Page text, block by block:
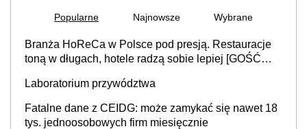
Popularne Najnowsze Wybrane
Branża HoReCa w Polsce pod presją. Restauracje
toną w długach, hotele radzą sobie lepiej [GOŚĆ
Laboratorium przywództwa
Fatalne dane z CEIDG: może zamykać się nawet 18
tys. jednoosobowych firm miesięcznie